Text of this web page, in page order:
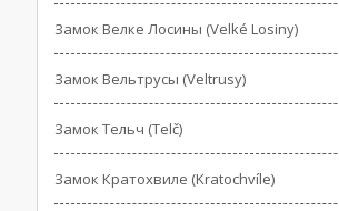
Замок Велке Лосины (Velké Losiny)
Замок Вельтрусы (Veltrusy)
Замок Тельч (Telč)
Замок Кратохвиле (Kratochvíle)